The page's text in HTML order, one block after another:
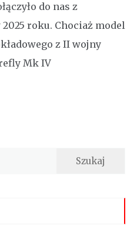
do nas z
roku. Chociaż model
z II wojny
Mk IV